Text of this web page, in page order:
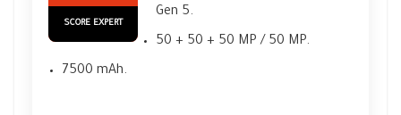
SCORE EXPERT
Gen 5.
50 + 50 + 50 MP / 50 MP.
7500 mAh.